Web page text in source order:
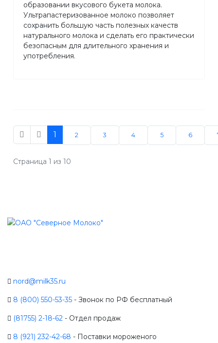
образовании вкусового букета молока.
Ультрапастеризованное молоко позволяет
сохранить большую часть полезных качеств
натурального молока и сделать его практически
безопасным для длительного хранения и
употребления.
1 2 3 4 5 6
Страница 1 из 10
nord@milk35.ru
8 (800) 550-53-35 - Звонок по РФ бесплатный
(81755) 2-18-62 - Отдел продаж
8 (921) 232-42-68 - Поставки мороженого